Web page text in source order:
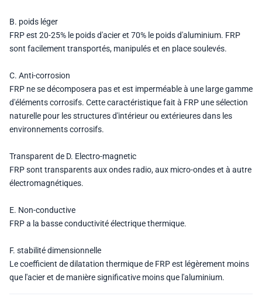
B. poids léger
FRP est 20-25% le poids d'acier et 70% le poids d'aluminium. FRP
sont facilement transportés, manipulés et en place soulevés.
C. Anti-corrosion
FRP ne se décomposera pas et est imperméable à une large gamme
d'éléments corrosifs. Cette caractéristique fait à FRP une sélection
naturelle pour les structures d'intérieur ou extérieures dans les
environnements corrosifs.
Transparent de D. Electro-magnetic
FRP sont transparents aux ondes radio, aux micro-ondes et à autre
électromagnétiques.
E. Non-conductive
FRP a la basse conductivité électrique thermique.
F. stabilité dimensionnelle
Le coefficient de dilatation thermique de FRP est légèrement moins
que l'acier et de manière significative moins que l'aluminium.